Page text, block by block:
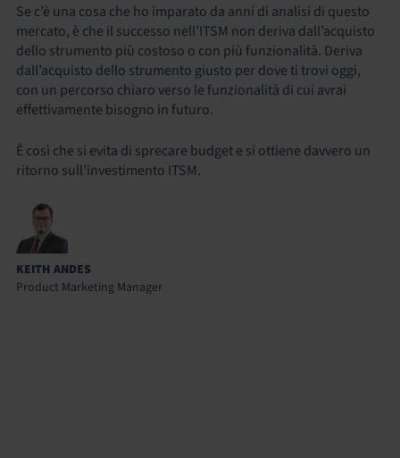
Se c’è una cosa che ho imparato da anni di analisi di questo
mercato, è che il successo nell’ITSM non deriva dall’acquisto
dello strumento più costoso o con più funzionalità. Deriva
dall’acquisto dello strumento giusto per dove ti trovi oggi,
con un percorso chiaro verso le funzionalità di cui avrai
effettivamente bisogno in futuro.
È così che si evita di sprecare budget e si ottiene davvero un
ritorno sull’investimento ITSM.
KEITH ANDES
Product Marketing Manager